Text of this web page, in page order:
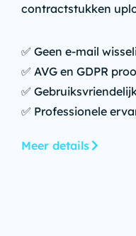
contractstukken
✅ Geen e-mail
✅ AVG en GDPR
✅
✅ Professionele
Meer details